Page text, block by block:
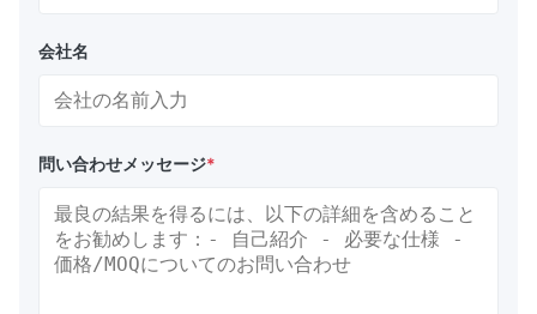
会社名
問い合わせメッセージ*